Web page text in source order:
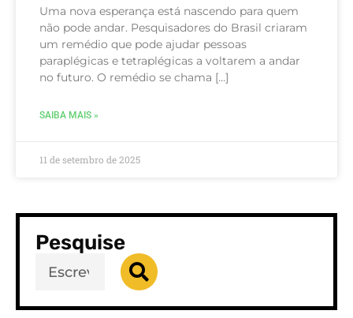
Uma nova esperança está nascendo para quem
não pode andar. Pesquisadores do Brasil criaram
um remédio que pode ajudar pessoas
paraplégicas e tetraplégicas a voltarem a andar
no futuro. O remédio se chama […]
SAIBA MAIS »
11 de setembro de 2025
Pesquise